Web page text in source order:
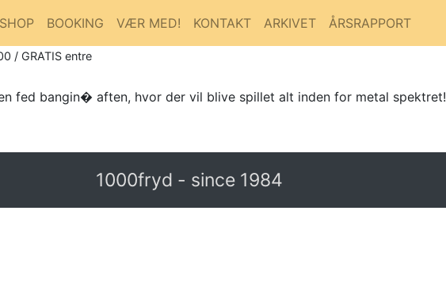
BOOKING VÆR MED! KONTAKT ARKIVET ÅRSRAPPORT
/ GRATIS entre
fed bangin� aften, hvor der vil blive spillet alt inden for metal spektret!
1000fryd - since 1984